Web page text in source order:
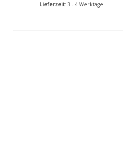
Lieferzeit: 3 - 4 Werktage